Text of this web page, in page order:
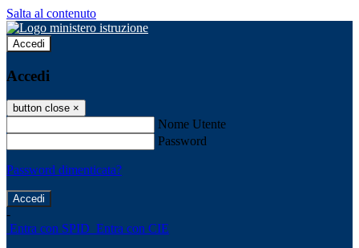
Salta al contenuto
Accedi
Accedi
button close ×
Nome Utente
Password
Password dimenticata?
-
Entra con SPID Entra con CIE